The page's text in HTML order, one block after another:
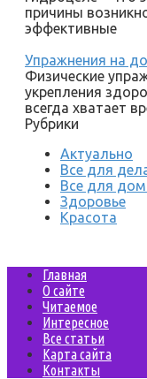
причины
эффективные
Упражнения на
Физические
укрепления
всегда хватает
Рубрики
Актуально
Все для
Все для
Здоровье
Красота
Главная
О сайте
Читаемое
Интересное
Все статьи
Карта сайта
Контакты